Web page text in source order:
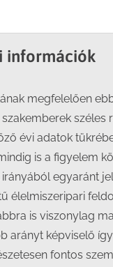
információk
megfelelően
évi adatok
is a figyelem
egyaránt
élelmiszeripari
is viszonylag
arányt képviselő
fontos